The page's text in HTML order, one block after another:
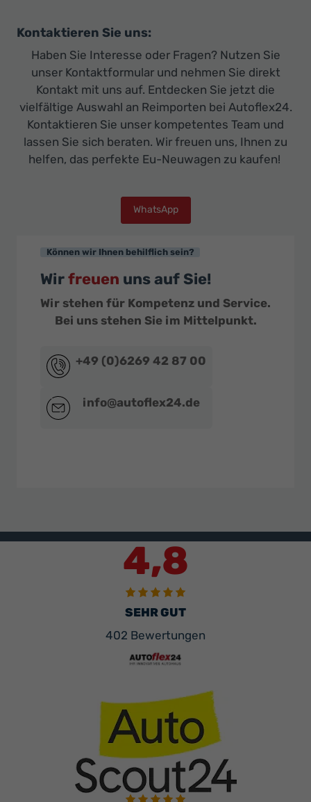
Kontaktieren Sie uns:
Haben Sie Interesse oder Fragen? Nutzen Sie
unser Kontaktformular und nehmen Sie direkt
Kontakt mit uns auf. Entdecken Sie jetzt die
vielfältige Auswahl an Reimporten bei Autoflex24.
Kontaktieren Sie unser kompetentes Team und
lassen Sie sich beraten. Wir freuen uns, Ihnen zu
helfen, das perfekte Eu-Neuwagen zu kaufen!
WhatsApp
Können wir Ihnen behilflich sein?
Wirfreuen uns auf Sie!
Wir stehen für Kompetenz und Service.
Bei uns stehen Sie im Mittelpunkt.
+49 (0)6269 42 87 00
info@autoflex24.de
4,8
SEHR GUT
402 Bewertungen